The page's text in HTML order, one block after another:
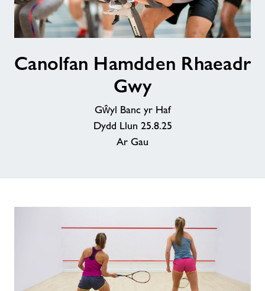
Hamdden
Rhaeadr
Canolfan Hamdden Rhaeadr
Gwy
Gŵyl Banc yr Haf
Dydd Llun 25.8.25
Ar Gau